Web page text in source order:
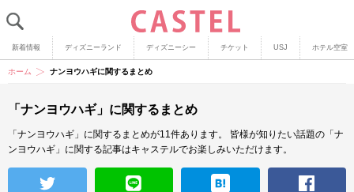
新着情報 ディズニーランド ディズニーシー チケット USJ ホテル空室
ホーム ナンヨウハギに関するまとめ
「ナンヨウハギ」に関するまとめ
「ナンヨウハギ」に関するまとめが11件あります。
皆様が知りたい話題の「ナ
ンヨウハギ」に関する記事はキャステルでお楽しみいただけます。